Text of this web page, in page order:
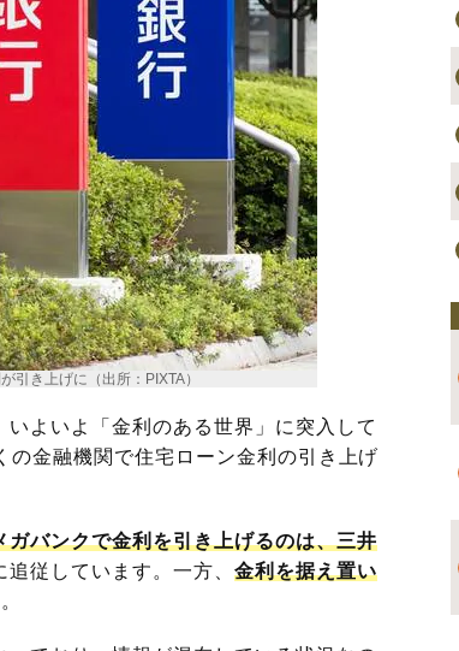
引き上げに（出所：PIXTA）
よいよ「金利のある世界」に突入して
金融機関で住宅ローン金利の引き上げ
ガバンクで金利を引き上げるのは、三井
従しています。一方、 金利を据え置い